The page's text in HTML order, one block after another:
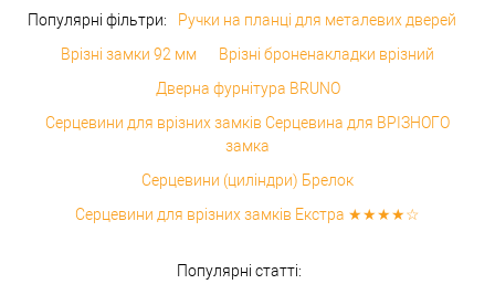
Популярні фільтри:
Ручки на планці для металевих дверей
Врізні замки 92 мм
Врізні броненакладки врізний
Дверна фурнітура BRUNO
Серцевини для врізних замків Серцевина для ВРІЗНОГО
замка
Серцевини (циліндри) Брелок
Серцевини для врізних замків Екстра ★★★★☆
Популярні статті: